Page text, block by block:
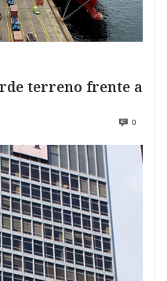
terreno frente a
0